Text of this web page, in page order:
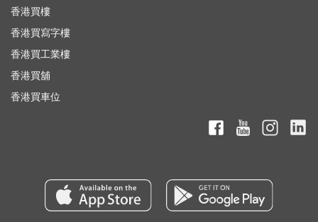
香港買樓
香港買寫字樓
香港買工業樓
香港買舖
香港買車位